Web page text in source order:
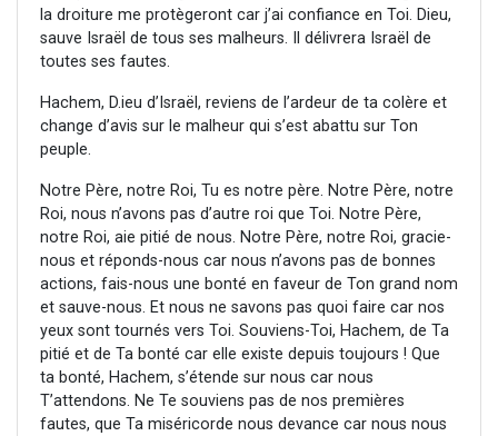
la droiture me protègeront car j’ai confiance en Toi. Dieu,
sauve Israël de tous ses malheurs. Il délivrera Israël de
toutes ses fautes.
Hachem, D.ieu d’Israël, reviens de l’ardeur de ta colère et
change d’avis sur le malheur qui s’est abattu sur Ton
peuple.
Notre Père, notre Roi, Tu es notre père. Notre Père, notre
Roi, nous n’avons pas d’autre roi que Toi. Notre Père,
notre Roi, aie pitié de nous. Notre Père, notre Roi, gracie-
nous et réponds-nous car nous n’avons pas de bonnes
actions, fais-nous une bonté en faveur de Ton grand nom
et sauve-nous. Et nous ne savons pas quoi faire car nos
yeux sont tournés vers Toi. Souviens-Toi, Hachem, de Ta
pitié et de Ta bonté car elle existe depuis toujours ! Que
ta bonté, Hachem, s’étende sur nous car nous
T’attendons. Ne Te souviens pas de nos premières
fautes, que Ta miséricorde nous devance car nous nous